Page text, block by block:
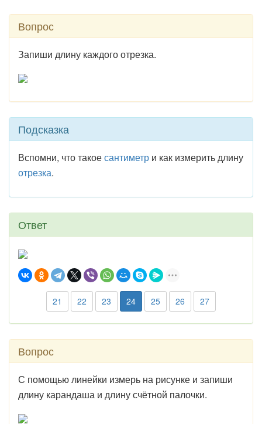
Вопрос
Запиши длину каждого отрезка.
Подсказка
Вспомни, что такоесантиметр и как измерить длину
отрезка.
Ответ
21 22 23 24 25 26 27
Вопрос
С помощью линейки измерь на рисунке и запиши
длину карандаша и длину счётной палочки.